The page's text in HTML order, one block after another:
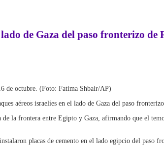
de Gaza del paso fronterizo
de octubre. (Foto: Fatima Shbair/AP)
aéreos israelíes en el lado de Gaza del paso
la frontera entre Egipto y Gaza, afirmando que el
placas de cemento en el lado egipcio del paso